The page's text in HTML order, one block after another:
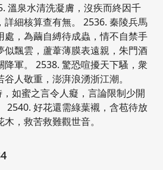
溫泉水清洗凝膚，沒疾而終因千
詳細核算查有無。 2536. 秦陵兵馬
處，為繭自縛待成蟲，情不自禁手
似飄雲，蘆葦薄膜表遠親，朱門酒
降軍。 2538. 驚恐喧擾天下騷，衆
人敬重，澎湃浪湧浙江潮。
如蜜之言令人癡，言論限制少開
2540. 好花還需綠葉襯，含苞待放
，救苦救難觀世音。